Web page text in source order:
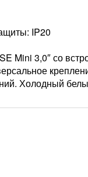
IP20
Mini 3,0″ со
Холодный